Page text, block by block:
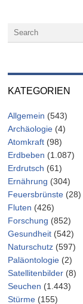
KATEGORIEN
Allgemein (543)
Archäologie (4)
Atomkraft (98)
Erdbeben (1.087)
Erdrutsch (61)
Ernährung (304)
Feuersbrünste (28)
Fluten (426)
Forschung (852)
Gesundheit (542)
Naturschutz (597)
Paläontologie (2)
Satellitenbilder (8)
Seuchen (1.443)
Stürme (155)